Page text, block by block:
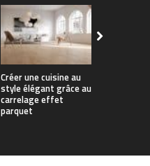
Créer une cuisine au
style élégant grâce au
carrelage effet
parquet